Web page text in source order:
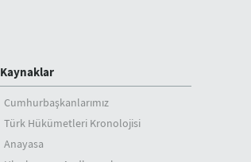
Kaynaklar
Cumhurbaşkanlarımız
Türk Hükümetleri Kronolojisi
Anayasa